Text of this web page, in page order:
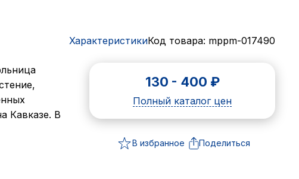
ХарактеристикиКод товара: mppm-017490
Кавказе. В
130 - 400 ₽
Полный каталог цен
В избранное Поделиться